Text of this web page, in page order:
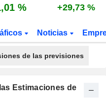
% +29,73 %
Noticias
de las previsiones
Estimaciones de